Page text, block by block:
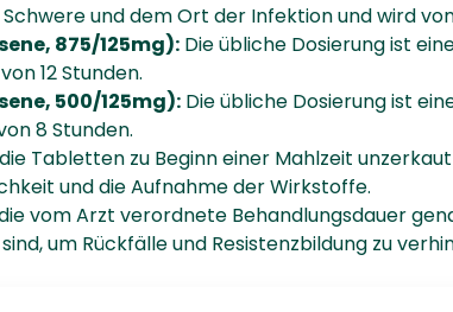
und dem Ort der Infektion und wird
875/125mg): Die übliche Dosierung ist
12 Stunden.
500/125mg): Die übliche Dosierung ist
8 Stunden.
Tabletten zu Beginn einer Mahlzeit
und die Aufnahme der Wirkstoffe.
vom Arzt verordnete Behandlungsdauer
um Rückfälle und Resistenzbildung zu